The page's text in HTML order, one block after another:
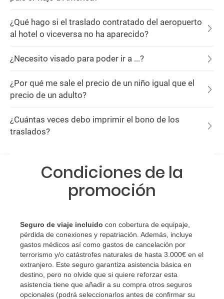
¿Qué hago si el traslado contratado del aeropuerto
al hotel o viceversa no ha aparecido?
¿Necesito visado para poder ir a ...?
¿Por qué me sale el precio de un niño igual que el
precio de un adulto?
¿Cuántas veces debo imprimir el bono de los
traslados?
Condiciones de la
promoción
Seguro de viaje incluido con cobertura de equipaje,
pérdida de conexiones y repatriación. Además, incluye
gastos médicos así como gastos de cancelación por
terrorismo y/o catástrofes naturales de hasta 3.000€ en el
extranjero. Este seguro garantiza asistencia básica en
destino, pero no olvide que si quiere reforzar esta
asistencia tiene que añadir a su compra otros seguros
opcionales (podrá seleccionarlos antes de confirmar su